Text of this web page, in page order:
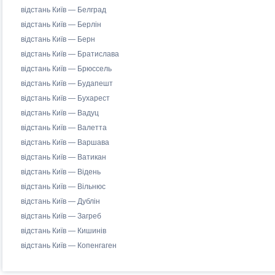
відстань Київ — Белград
відстань Київ — Берлін
відстань Київ — Берн
відстань Київ — Братислава
відстань Київ — Брюссель
відстань Київ — Будапешт
відстань Київ — Бухарест
відстань Київ — Вадуц
відстань Київ — Валетта
відстань Київ — Варшава
відстань Київ — Ватикан
відстань Київ — Відень
відстань Київ — Вільнюс
відстань Київ — Дублін
відстань Київ — Загреб
відстань Київ — Кишинів
відстань Київ — Копенгаген